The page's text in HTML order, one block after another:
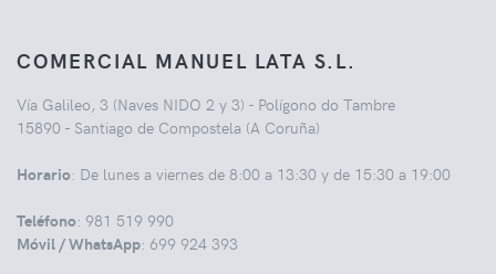
COMERCIAL MANUEL LATA S.L.
Vía Galileo, 3 (Naves NIDO 2 y 3) - Polígono do Tambre
15890 - Santiago de Compostela (A Coruña)
Horario: De lunes a viernes de 8:00 a 13:30 y de 15:30 a 19:00
Teléfono: 981 519 990
Móvil / WhatsApp: 699 924 393